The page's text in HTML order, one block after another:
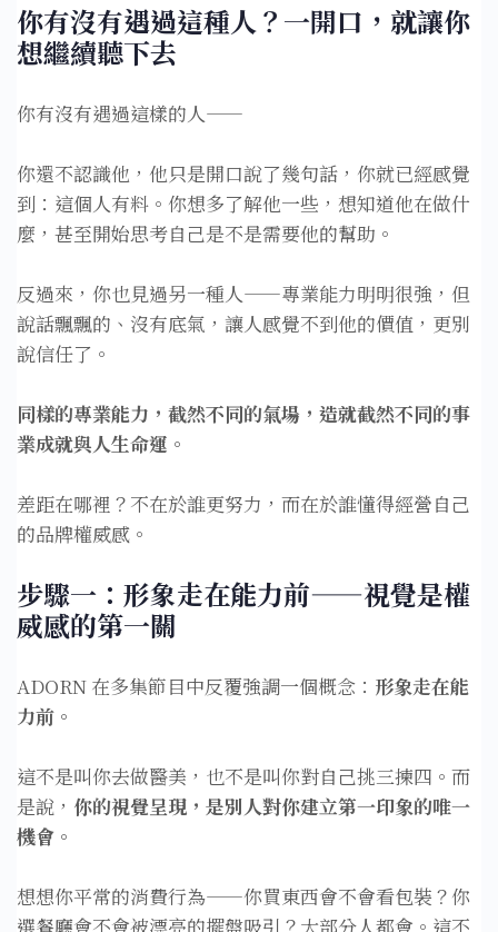
你有沒有遇過這種人？一開口，就讓你
想繼續聽下去
你有沒有遇過這樣的人——
你還不認識他，他只是開口說了幾句話，你就已經感覺
到：這個人有料。你想多了解他一些，想知道他在做什
麼，甚至開始思考自己是不是需要他的幫助。
反過來，你也見過另一種人——專業能力明明很強，但
說話飄飄的、沒有底氣，讓人感覺不到他的價值，更別
說信任了。
同樣的專業能力，截然不同的氣場，造就截然不同的事
業成就與人生命運。
差距在哪裡？不在於誰更努力，而在於誰懂得經營自己
的品牌權威感。
步驟一：形象走在能力前——視覺是權
威感的第一關
ADORN 在多集節目中反覆強調一個概念： 形象走在能
力前。
這不是叫你去做醫美，也不是叫你對自己挑三揀四。而
是說， 你的視覺呈現，是別人對你建立第一印象的唯一
機會。
想想你平常的消費行為——你買東西會不會看包裝？你
選餐廳會不會被漂亮的擺盤吸引？大部分人都會。這不